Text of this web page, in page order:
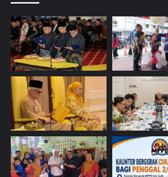
a
s
3